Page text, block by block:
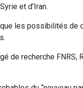
et d’Iran.
que les possibilités de
de recherche